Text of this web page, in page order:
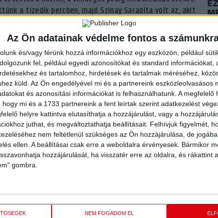
Az Ön adatainak védelme fontos a
és/vagy férünk hozzá információkhoz egy eszközön, például
fel, például egyedi azonosítókat és standard információkat,
és tartalomhoz, hirdetések és tartalmak méréséhez,
küld. Az Ön engedélyével mi és a partnereink eszközleolvasásos
és azonosítási információkat is felhasználhatunk. A megfelelő
hogy mi és a 1733 partnereink a fent leírtak szerint adatkezelést
helyre kattintva elutasíthatja a hozzájárulást, vagy a
juthat, és megváltoztathatja beállításait. Felhívjuk figyelmét,
nem feltétlenül szükséges az Ön hozzájárulása, de
ellen. A beállításai csak erre a weboldalra érvényesek. Bármikor
hozzájárulását, ha visszatér erre az oldalra, és rákattint
gombra.
NEM FOGADOM EL
a tizedik percben, majd Szinay Saraolta volt az, akit
továbbra is jól működött, Lovász Krisztát is
zúdított be egy nagy bombát passzívnál, ezzel
harcosan és jól kézilabdázó vendégcsapat, az utolsó öt
időszakban) pedig azt eredményezte, hogy 12-12-es
kezdtük el a második játékrészt, Szinay Saci továbbra
már ami a gólszerzést illeti. Tábit Vivien
jó megoldásokkal járult hozzá ahhoz, hogy hatgólos
láthattunk a második félidőben a mieinktől, akik meg is
már jobban érvényesült a mieink akarata, így
harmadik győzelmét a bajnokságban.